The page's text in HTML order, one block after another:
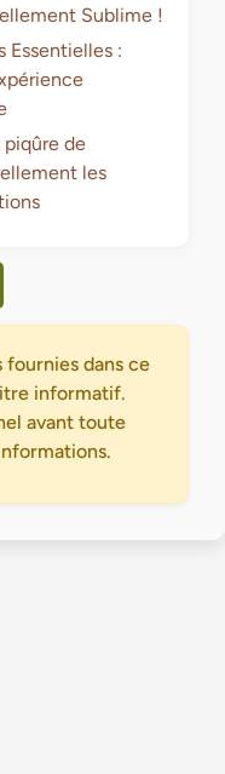
Sublime !
Essentielles :
piqûre de
les
fournies dans ce
informatif.
avant toute